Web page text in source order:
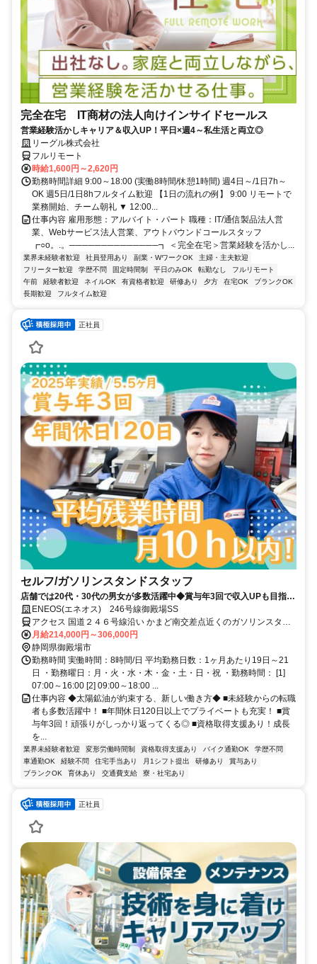
完全在宅 IT商材の法人向けインサイドセールス
営業経験活かしキャリア＆収入UP！平日×週4～私生活と両立◎
リーグル株式会社
フルリモート
時給1,600円～2,620円
勤務時間詳細 9:00～18:00 (実働8時間/休憩1時間) 週4日～/1日7h～
OK 週5日/1日8hフルタイム歓迎 【1日の流れの例】 9:00 リモートで
業務開始、チーム朝礼 ▼ 12:00...
仕事内容 雇用形態：アルバイト・パート 職種：IT/通信製品法人営
業、Webサービス法人営業、アウトバウンドコールスタッフ
┏○o。.。──────────────┓ ＜完全在宅＞営業経験を活かし...
業界未経験者歓迎 社員登用あり 副業・WワークOK
主婦・主夫歓迎
フリーター歓迎
学歴不問 固定時間制 平日のみOK 転勤なし
フルリモート
午前
経験者歓迎 ネイルOK 有資格者歓迎 研修あり 夕方 在宅OK
ブランクOK
長期歓迎
フルタイム歓迎
正社員
セルフ/ガソリンスタンドスタッフ
店舗では20代・30代の男女が多数活躍中◆賞与年3回で収入UPも目指せ
る！※2025年実績 / 5.5ヶ月分◆年間休日120日以上でプライベートも充
実！◆月の平均残業時間10時間以内◆業界大手！５４年連続黒字の安定
企業◆資格取得支援もあり！未経験者からでも主任・店長にキャリアア
ップ可能◆国内TOPクラスの社宅制度
ENEOS(エネオス) 246号線御殿場SS
アクセス 国道２４６号線沿い かまど南交差点近くのガソリンスタン
ドです
月給214,000円～306,000円
静岡県御殿場市
勤務時間 実働時間：8時間/日 平均勤務日数：1ヶ月あたり19日～21
日 ・勤務曜日：月・火・水・木・金・土・日・祝 ・勤務時間： [1]
07:00～16:00 [2] 09:00～18:00 ...
仕事内容 ◆太陽鉱油が約束する、新しい働き方◆ ■未経験からの転職
者も多数活躍中！ ■年間休日120日以上でプライベートも充実！ ■賞
与年3回！頑張りがしっかり返ってくる◎ ■資格取得支援あり！成長
を...
業界未経験者歓迎 変形労働時間制 資格取得支援あり バイク通勤OK
学歴不問
車通勤OK
経験不問 住宅手当あり 月1シフト提出 研修あり
賞与あり
ブランクOK
育休あり 交通費支給 寮・社宅あり
正社員